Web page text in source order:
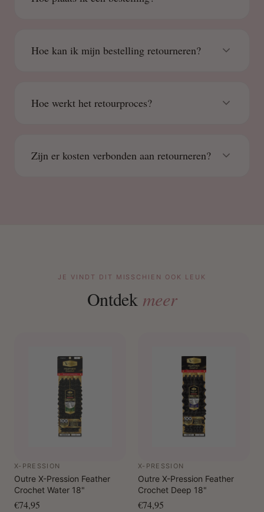
Hoe kan ik mijn bestelling retourneren?
Hoe werkt het retourproces?
Zijn er kosten verbonden aan retourneren?
JE VINDT DIT MISSCHIEN OOK LEUK
Ontdek meer
X-PRESSION
Outre X-Pression Feather
Crochet Water 18"
€74,95
X-PRESSION
Outre X-Pression Feather
Crochet Deep 18"
€74,95